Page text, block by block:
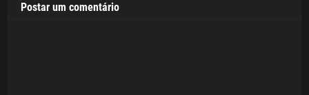
Postar um comentário